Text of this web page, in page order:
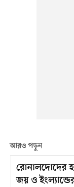
আরও পড়ুন
রোনালদোদের
জয় ও